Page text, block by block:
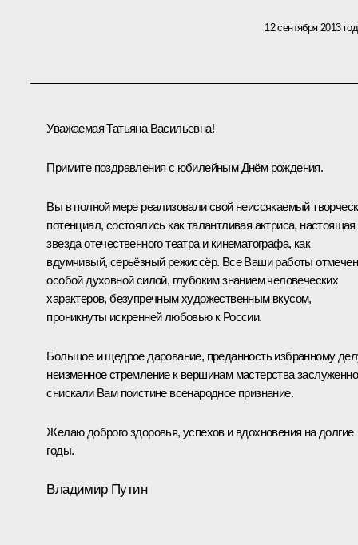
12 сентября 2013
Уважаемая Татьяна Васильевна!
Примите поздравления с юбилейным Днём рождения.
Вы в полной мере реализовали свой неиссякаемый
потенциал, состоялись как талантливая актриса, настоящая
звезда отечественного театра и кинематографа, как
вдумчивый, серьёзный режиссёр. Все Ваши работы
особой духовной силой, глубоким знанием человеческих
характеров, безупречным художественным вкусом,
проникнуты искренней любовью к России.
Большое и щедрое дарование, преданность избранному
неизменное стремление к вершинам мастерства заслуженно
снискали Вам поистине всенародное признание.
Желаю доброго здоровья, успехов и вдохновения на долгие
годы.
Владимир Путин